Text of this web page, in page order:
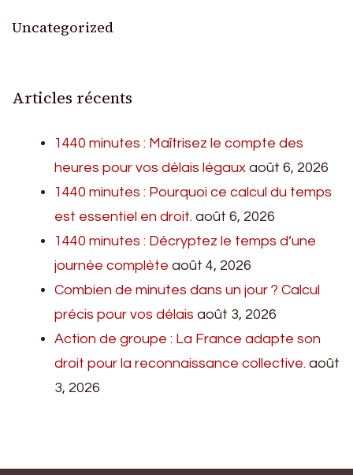
Uncategorized
Articles récents
1440 minutes : Maîtrisez le compte des
heures pour vos délais légaux août 6, 2026
1440 minutes : Pourquoi ce calcul du temps
est essentiel en droit. août 6, 2026
1440 minutes : Décryptez le temps d’une
journée complète août 4, 2026
Combien de minutes dans un jour ? Calcul
précis pour vos délais août 3, 2026
Action de groupe : La France adapte son
droit pour la reconnaissance collective. août
3, 2026